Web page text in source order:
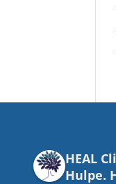
HEAL
Hulpe.